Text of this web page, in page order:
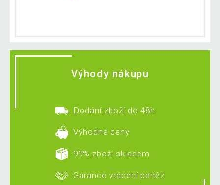
Výhody nákupu
Dodání zboží do 48h
Výhodné ceny
99% zboží skladem
Garance vrácení peněz